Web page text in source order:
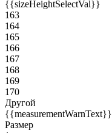
{{sizeHeightSelectVal}}
163
164
165
166
167
168
169
170
Другой
{{measurementWarnText}}
Размер